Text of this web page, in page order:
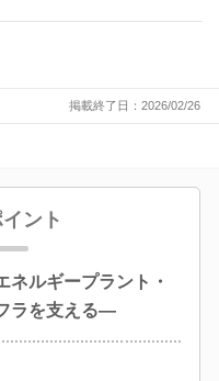
掲載終了日：2026/02/26
ント
ネルギープラント・
ラを支える―